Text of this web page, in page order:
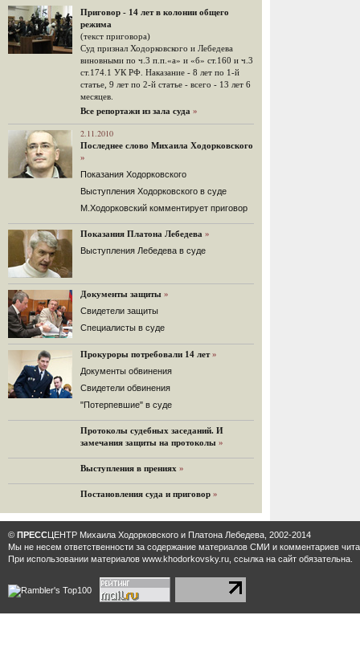
конфискационным санкциям со
стороны государства, оказались под
защитой арбитражного суда"
Швейцарская газета "Neue Zuercher
Zeitung" о гаагском судебном
решении.
48 комментариев
Не исключил
Владимир Путин допускает, что Россия может выйти из-
под юрисдикции ЕСПЧ.
88 комментариев
14.08.2014
Нарулил
Игорь Сечин просит о помощи.
Ссылаясь на санкции, глава
«Роснефти» хочет выбить из фонда
12.08.2014
Граждане не хотят платить по счетам ЮКОСа
Решение Гаагского суда о компенсации $50 млрд
поддержали 12%.
129 комментариев
Вечер у Ходорковских. Вспоминает Иван Стариков.
11.08.2014
«Удивительно сильная, мощная и
достойная только преклонения
Гости и ведущие «Эха Москвы» чтут
память Марины Филипповны.
10 комментариев
Марина Филипповна Ходорковская:
«Я долго была молодой!»
"Новая" рассказывает о судьбе
Приговор - 14 лет в колонии общего
режима
(текст приговора)
Суд признал Ходорковского и Лебедева
виновными по ч.3 п.п.«а» и «б» ст.160 и ч.3
ст.174.1 УК РФ. Наказание - 8 лет по 1-й
статье, 9 лет по 2-й статье - всего - 13 лет 6
месяцев.
Все репортажи из зала суда »
2.11.2010
Последнее слово Михаила Ходорковского
»
Показания Ходорковского
Выступления Ходорковского в суде
М.Ходорковский комментирует приговор
Показания Платона Лебедева »
Выступления Лебедева в суде
Документы защиты »
Cвидетели защиты
Cпециалисты в суде
Прокуроры потребовали 14 лет »
Документы обвинения
Свидетели обвинения
"Потерпевшие" в суде
Протоколы судебных заседаний. И
замечания защиты на протоколы »
Выступления в прениях »
Постановления суда и приговор »
© ПРЕССЦЕНТР Михаила Ходорковского и Платона Лебедева, 2002-2014
Мы не несем ответственности за содержание материалов CМИ и комментариев
При использовании материалов www.khodorkovsky.ru, ссылка на сайт обязательна.